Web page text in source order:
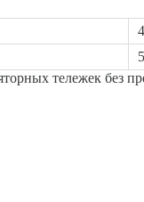
тележек без